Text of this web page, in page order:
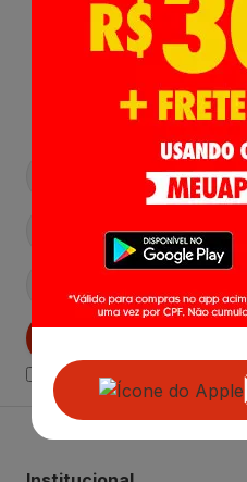
Receba
Lançamentos
Declaro estar ciente das